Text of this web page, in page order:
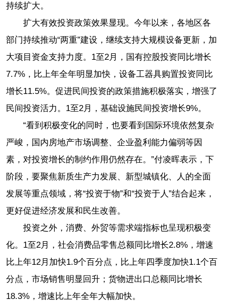
持续扩大。
扩大有效投资政策效果显现。今年以来，各地区各
部门持续推动“两重”建设，继续支持大规模设备更新，加
大项目资金支持力度。1至2月，国有控股投资同比增长
7.7%，比上年全年明显加快，设备工器具购置投资同比
增长11.5%。促进民间投资的政策措施积极落实，增强了
民间投资活力。1至2月，基础设施民间投资增长9%。
“看到积极变化的同时，也要看到国际环境依然复杂
严峻，国内房地产市场调整、企业盈利能力偏弱等因
素，对投资增长的制约作用仍然存在。”付凌晖表示，下
阶段，要聚焦新质生产力发展、新型城镇化、人的全面
发展等重点领域，将“投资于物”和“投资于人”结合起来，
更好促进经济发展和民生改善。
投资之外，消费、外贸等需求端指标也呈现积极变
化。1至2月，社会消费品零售总额同比增长2.8%，增速
比上年12月加快1.9个百分点，比上年四季度加快1.1个百
分点，市场销售明显回升；货物进出口总额同比增长
18.3%，增速比上年全年大幅加快。